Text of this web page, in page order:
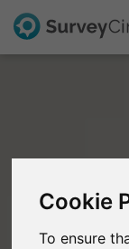
Cookie
To ensure